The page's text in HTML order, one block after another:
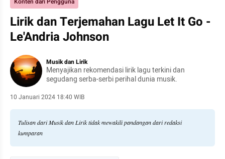
Lirik dan Terjemahan Lagu Let It Go -
Le'Andria Johnson
Musik dan Lirik
Menyajikan rekomendasi lirik lagu terkini dan
segudang serba-serbi perihal dunia musik.
10 Januari 2024 18:40 WIB
Tulisan dari Musik dan Lirik tidak mewakili pandangan dari redaksi
kumparan